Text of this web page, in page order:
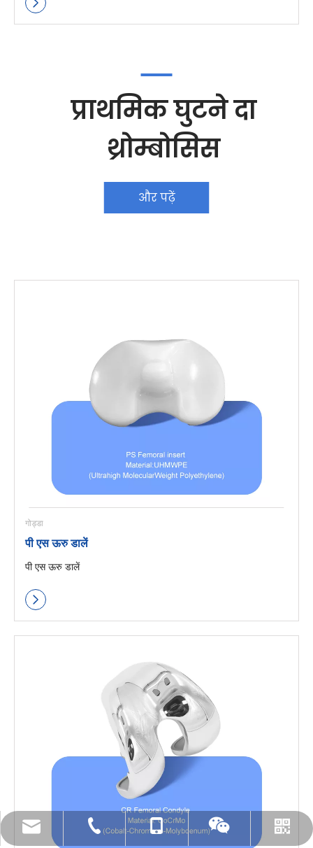
प्राथमिक घुटने दा
थ्रोम्बोसिस
और पढ़ें
गोड्डा
पी एस ऊरु डालें
पी एस ऊरु डालें
गीत @ आर्थोपेडिक-चीन डॉट कॉम
+86-519-85855955 ए
+86- 18112515727 ए
वीचैट करदे हां
व्हाट्सएप